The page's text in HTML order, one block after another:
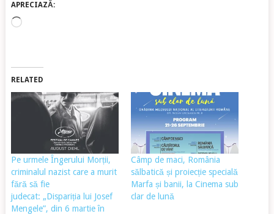
APRECIAZĂ:
Încarc...
RELATED
Pe urmele Îngerului Morții,
criminalul nazist care a murit
fără să fie
judecat: „Dispariția lui Josef
Mengele”, din 6 martie în
Câmp de maci, România
sălbatică și proiecție specială
Marfa și banii, la Cinema sub
clar de lună